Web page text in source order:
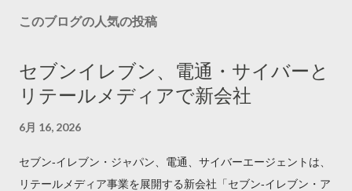
このブログの人気の投稿
セブンイレブン、電通・サイバーと
リテールメディアで新会社
6月 16, 2026
セブン‐イレブン・ジャパン、電通、サイバーエージェントは、
リテールメディア事業を展開する新会社「セブン‐イレブン・ア